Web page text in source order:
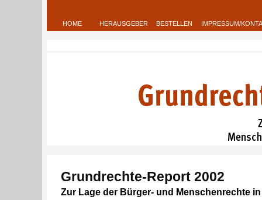
HOME HERAUSGEBER BESTELLEN IMPRESSUM/
Grundrechte-Report 2002
Zur Lage der Bürger- und Menschenrechte